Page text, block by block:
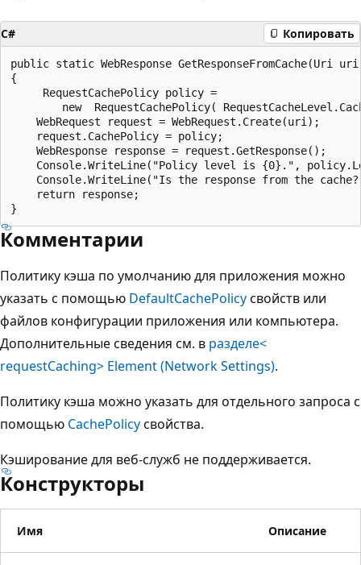
C# Копировать
public static WebResponse GetResponseFromCache(Uri
{
     RequestCachePolicy policy =
new  RequestCachePolicy(
    WebRequest request = WebRequest.Create(uri);
    request.CachePolicy = policy;
    WebResponse response = request.GetResponse();
Console.WriteLine("Policy level is {0}.",
Console.WriteLine("Is the response from the
    return response;
Комментарии
Политику кэша по умолчанию для приложения можно
указать с помощью DefaultCachePolicyсвойств или
файлов конфигурации приложения или компьютера.
Дополнительные сведения см. в разделе<
requestCaching> Element (Network Settings).
Политику кэша можно указать для отдельного запроса с
помощью CachePolicyсвойства.
Кэширование для веб-служб не поддерживается.
Конструкторы
Имя Описание